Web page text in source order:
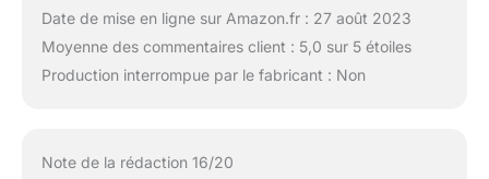
Date de mise en ligne sur Amazon.fr : 27 août 2023
Moyenne des commentaires client : 5,0 sur 5 étoiles
Production interrompue par le fabricant : Non
Note de la rédaction 16/20